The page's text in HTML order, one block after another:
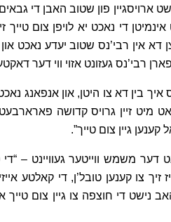
ארויסגיין פון שטוב האבן די
די נאכט יא לויפן צום טייך
דא אין רבי’נס שטוב יעדע נאכט
רבי’נס געזונט אזוי ווי דער
איך בין דא צו היטן, און אנפאנג
מיט זיין גרויס קדושה
קענען גיין צום טייך”.
דער משמש ווייטער געוויינט –
זיך צו קענען טובל’ן, די קאלטע
נישט די חוצפה צו גיין צום טייך